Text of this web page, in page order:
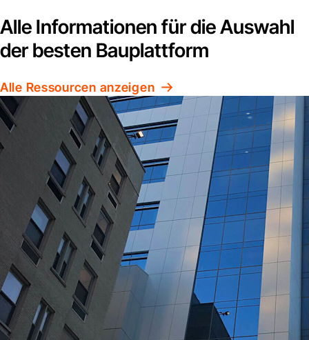
Alle Informationen für die Auswahl
der besten Bauplattform
Alle Ressourcen anzeigen